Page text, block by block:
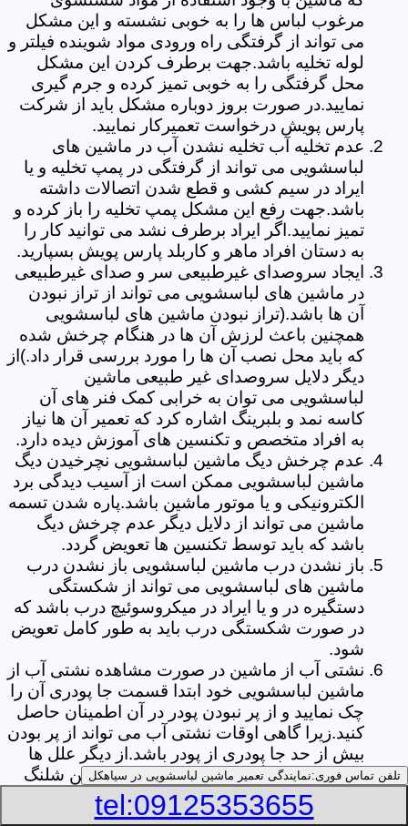
مرغوب لباس ها را به خوبی نشسته و این مشکل
می تواند از گرفتگی راه ورودی مواد شوینده فیلتر و
لوله تخلیه باشد.جهت برطرف کردن این مشکل
محل گرفتگی را به خوبی تمیز کرده و جرم گیری
نمایید.در صورت بروز دوباره مشکل باید از شرکت
پارس پویش درخواست تعمیرکار نمایید.
عدم تخلیه آب تخلیه نشدن آب در ماشین های
لباسشویی می تواند از گرفتگی در پمپ تخلیه و یا
ایراد در سیم کشی و قطع شدن اتصالات داشته
باشد.جهت رفع این مشکل پمپ تخلیه را باز کرده و
تمیز نمایید.اگر ایراد برطرف نشد می توانید کار را
به دستان افراد ماهر و کاربلد پارس پویش بسپارید.
ایجاد سروصدای غیرطبیعی سر و صدای غیرطبیعی
در ماشین های لباسشویی می تواند از تراز نبودن
آن ها باشد.(تراز نبودن ماشین های لباسشویی
همچنین باعث لرزش آن ها در هنگام چرخش شده
که باید محل نصب آن ها را مورد بررسی قرار داد.)از
دیگر دلایل سروصدای غیر طبیعی ماشین
لباسشویی می توان به خرابی کمک فنر های آن
کاسه نمد و بلبرینگ اشاره کرد که تعمیر آن ها نیاز
به افراد متخصص و تکنسین های آموزش دیده دارد.
عدم چرخش دیگ ماشین لباسشویی نچرخیدن دیگ
ماشین لباسشویی ممکن است از آسیب دیدگی برد
الکترونیکی و یا موتور ماشین باشد.پاره شدن تسمه
ماشین می تواند از دلایل دیگر عدم چرخش دیگ
باشد که باید توسط تکنسین ها تعویض گردد.
باز نشدن درب ماشین لباسشویی باز نشدن درب
ماشین های لباسشویی می تواند از شکستگی
دستگیره در و یا ایراد در میکروسوئیچ درب باشد که
در صورت شکستگی درب باید به طور کامل تعویض
شود.
نشتی آب از ماشین در صورت مشاهده نشتی آب از
ماشین لباسشویی خود ابتدا قسمت جا پودری آن را
چک نمایید و از پر نبودن پودر در آن اطمینان حاصل
کنید.زیرا گاهی اوقات نشتی آب می تواند از پر بودن
بیش از حد جا پودری از پودر باشد.از دیگر علل ها
می توان به پارگی لاستیک دور درب ماشین شلنگ
تخلیه خرطومی زیر دیگ و یا شکستگی دیگ ماشین
های لباسشویی اشاره کرد.
تلفن تماس فوری:نمایندگی تعمیر ماشین لباسشویی در سیاهکل
tel:09125353655